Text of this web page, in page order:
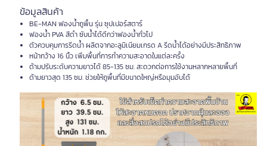
ข้อมูลสินค้า
BE-MAN ฟองน้ำถูพื้น รุ่น ซุปเปอร์สตาร์
ฟองน้ำ PVA สีดำ ซับน้ำได้ดีกว่าฟองน้ำทั่วไป
ตัวควบคุมการรีดน้ำ ผลิตจากอะลูมิเนียมเกรด A รีดน้ำได้อย่างมีประสิทธิภาพ
หน้ากว้าง 16 นิ้ว เพิ่มพื้นที่การทำความสะอาดในแต่ละครั้ง
ด้ามปรับระดับความยาวได้ 85-135 ซม. สะดวกต่อการใช้งานหลากหลายพื้นที่
ด้ามยาวสุด 135 ซม. ช่วยให้ถูพื้นที่มีขนาดใหญ่หรือมุมอับได้